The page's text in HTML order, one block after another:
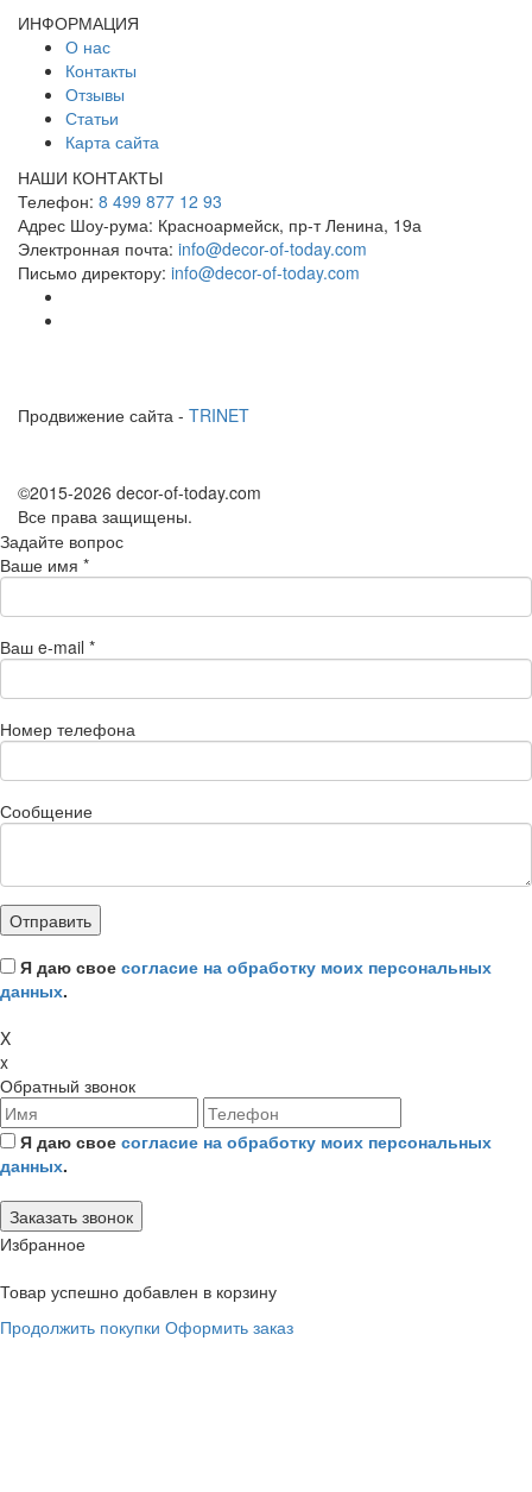
ИНФОРМАЦИЯ
О нас
Контакты
Отзывы
Статьи
Карта сайта
НАШИ КОНТАКТЫ
Телефон: 8 499 877 12 93
Адрес Шоу-рума: Красноармейск, пр-т Ленина, 19а
Электронная почта: info@decor-of-today.com
Письмо директору: info@decor-of-today.com
Продвижение сайта - TRINET
©2015-2026 decor-of-today.com
Все права защищены.
Задайте вопрос
Ваше имя *
Ваш e-mail *
Номер телефона
Сообщение
Я даю свое согласие на обработку моих персональных
данных.
X
x
Обратный звонок
Я даю свое согласие на обработку моих персональных
данных.
Избранное
Товар успешно добавлен в корзину
Продолжить покупки Оформить заказ